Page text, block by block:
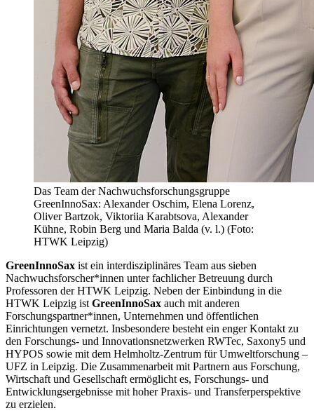
Das Team der Nachwuchsforschungsgruppe
GreenInnoSax: Alexander Oschim, Elena Lorenz,
Oliver Bartzok, Viktoriia Karabtsova, Alexander
Kühne, Robin Berg und Maria Balda (v. l.) (Foto:
HTWK Leipzig)
GreenInnoSax ist ein interdisziplinäres Team aus sieben
Nachwuchsforscher*innen unter fachlicher Betreuung durch
Professoren der HTWK Leipzig. Neben der Einbindung in die
HTWK Leipzig ist GreenInnoSax auch mit anderen
Forschungspartner*innen, Unternehmen und öffentlichen
Einrichtungen vernetzt. Insbesondere besteht ein enger Kontakt zu
den Forschungs- und Innovationsnetzwerken RWTec, Saxony5 und
HYPOS sowie mit dem Helmholtz-Zentrum für Umweltforschung –
UFZ in Leipzig. Die Zusammenarbeit mit Partnern aus Forschung,
Wirtschaft und Gesellschaft ermöglicht es, Forschungs- und
Entwicklungsergebnisse mit hoher Praxis- und Transferperspektive
zu erzielen.